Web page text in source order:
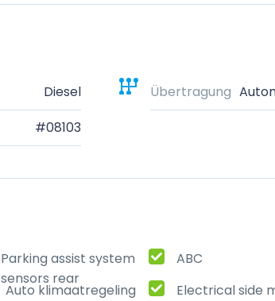
Diesel Übertragung
#08103
Parking assist system
sensors rear
ABC
Auto klimaatregeling
Electrical side